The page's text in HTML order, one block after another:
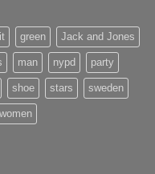
green Jack and Jones
man nypd party
shoe stars sweden
women